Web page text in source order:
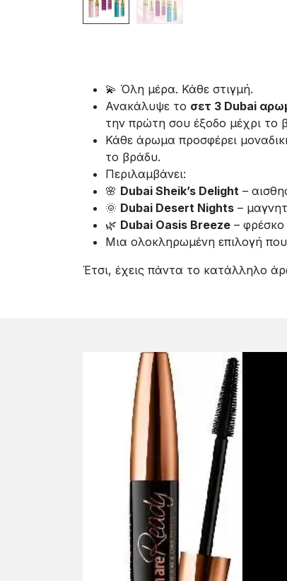
💫 Όλη μέρα. Κάθε στιγμή.
Ανακάλυψε το σετ 3 Dubai
την πρώτη σου έξοδο μέχρι το
Κάθε άρωμα προσφέρει
το βράδυ.
Περιλαμβάνει:
🌸 Dubai Sheik’s Delight –
🌞 Dubai Desert Nights –
🌿 Dubai Oasis Breeze –
Μια ολοκληρωμένη επιλογή
Έτσι, έχεις πάντα το κατάλληλο